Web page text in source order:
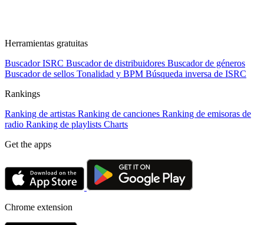
Herramientas gratuitas
Buscador ISRC Buscador de distribuidores Buscador de géneros
Buscador de sellos Tonalidad y BPM Búsqueda inversa de ISRC
Rankings
Ranking de artistas Ranking de canciones Ranking de emisoras de
radio Ranking de playlists Charts
Get the apps
Chrome extension